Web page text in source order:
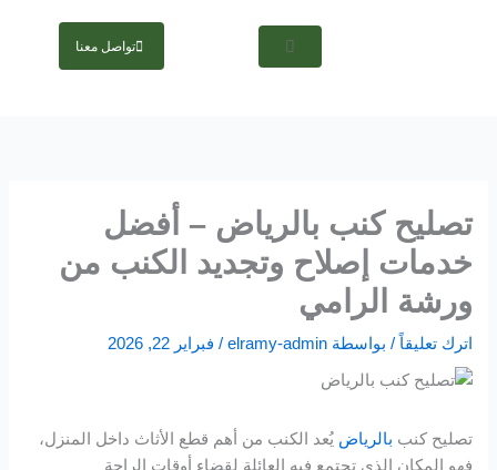
Hacklink
Hacklink
Hacklink panel
تواصل معنا
تصليح كنب بالرياض – أفضل
خدمات إصلاح وتجديد الكنب من
ورشة الرامي
اترك تعليقاً / بواسطة elramy-admin
/ فبراير 22, 2026
تصليح كنب بالرياض يُعد الكنب من أهم قطع الأثاث داخل المنزل،
فهو المكان الذي تجتمع فيه العائلة لقضاء أوقات الراحة